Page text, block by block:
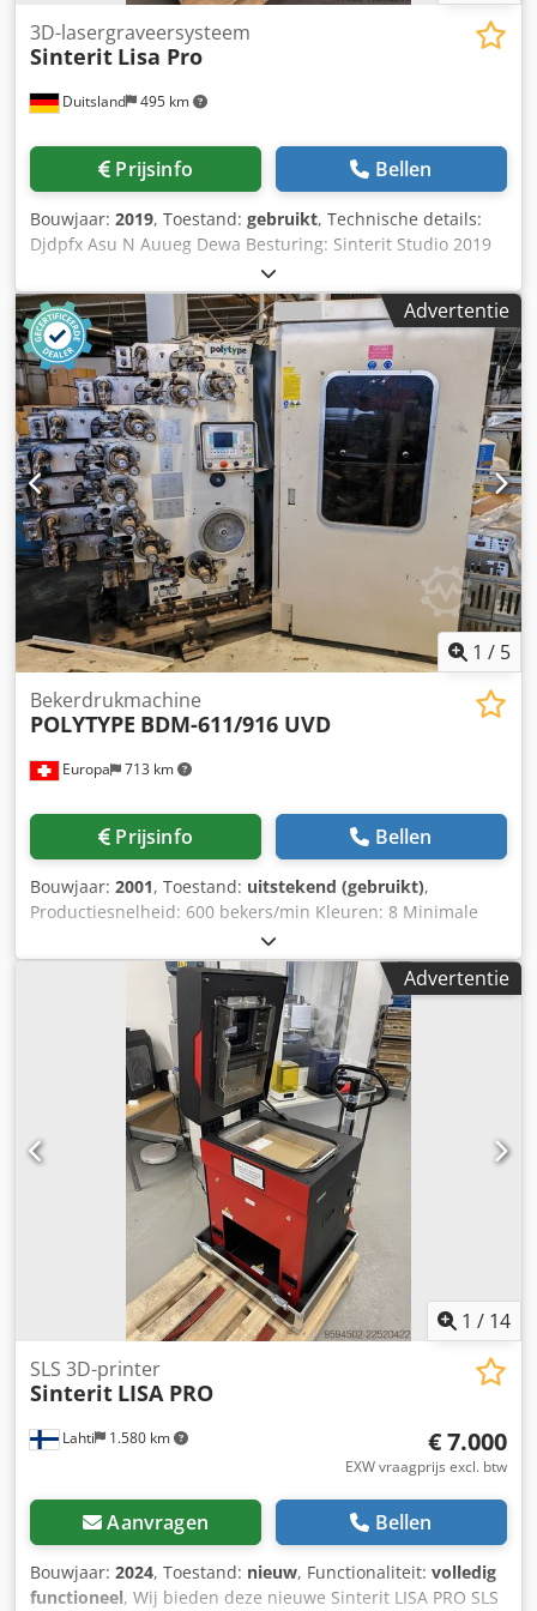
Duitsland 495 km
3D-lasergraveersysteem
Sinterit Lisa Pro
Prijsinfo Bellen
Bouwjaar: 2019, Toestand: gebruikt, Technische details:
Djdpfx Asu N Auueg Dewa Besturing: Sinterit Studio 2019
Open Spanning: 220/50 V / Hz Totale vermogensbehoefte:
1,0 (max. 1,8) kW Machinegewicht ca.: 90 kg Afmetingen:
690 x 510 x 900 mm 3D-printer SLS-lasersysteem IR-
laserdiode 5 (W) Max. diagonale afdrukafstand: 316mm
Flexa/TPE - hoge precisie, max. bouwvolume 110 x150 x
250mm PA - hoge precisie, max. bouwvolume 90 x130 x
230mm X/Y-nauwkeurigheid: 0,05mm
Tafelgrootte/werkruimte: 150 x 200 x 260mm Ingebouwde
stikstofkamer Stikstofverbruik: 0,48 m³/u
Verwarmingssysteem met maximale kamertemperatuur:
200°C Toebehoren: Glasplaat (laserbeschermglas) 1x USB
(softwaretoegang), software Sinterit Studio 2019 open,
ondersteunde bestandsformaten STL, OBJ, 3DS, FBX, DAE,
3MF, besturingssysteem MS Windows Verlichtingsset (set
infraroodverwarmers 24V) Diverse flessen met
polyamidepoeder Diverse kleine onderdelen
Advertentie
1 / 5
Europa 713 km
Bekerdrukmachine
POLYTYPE BDM-611/916 UVD
Prijsinfo Bellen
Bouwjaar: 2001, Toestand: uitstekend (gebruikt),
Productiesnelheid: 600 bekers/min Kleuren: 8 Minimale
BH-diameter: 60 mm Maximale BH-diameter: 130 mm
Minimale hoogte: 30 mm Maximale BH-hoogte: 160 mm
Tellerstand: 25.731.666 geproduceerde bekers
Dwodpfoxww Nuox Ag Dea Uitrusting / verdere informatie:
Bestaat uit: • Afstapelunit • Drukmachine • Bekergeleiding •
Opstapelunit
Advertentie
1 / 14
Lahti 1.580 km
SLS 3D-printer
Sinterit LISA PRO
€ 7.000
EXW vraagprijs excl. btw
Aanvragen Bellen
Bouwjaar: 2024, Toestand: nieuw, Functionaliteit: volledig
functioneel, Wij bieden deze nieuwe Sinterit LISA PRO SLS